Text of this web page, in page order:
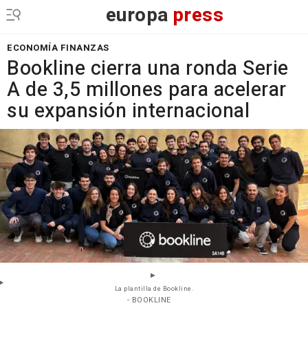
europa press
ECONOMÍA FINANZAS
Bookline cierra una ronda Serie
A de 3,5 millones para acelerar
su expansión internacional
La plantilla de Bookline.
- BOOKLINE